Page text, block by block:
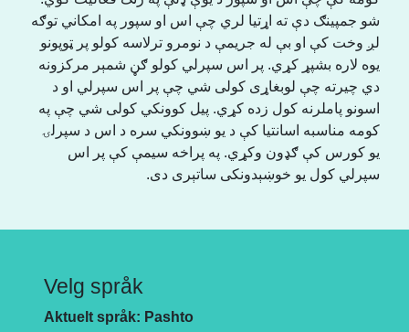
شو جمپینګ دې ته اړتیا لري چې اس او سپور په امکاني توګه
لږ وخت کې او بې له جریمې د نومرو ترلاسه کولو پر ټوپونو
یوه لاره بشپړ کړي. پر اس سپرلي کولو ګڼ شمېر مرکزونه
دي چیرته چې لوبغاړی کولی شي چې پر اس سپرلي او د
اسونو پاملرنه کول زده کړي. پیل کوونکي کولی شي چې په
کومه مناسبه اسانتیا کې د یو ښوونکي سره د اس د سپرلۍ
یو کورس کې ګډون وکړي. په پراخه سیمې کې پر اس
سپرلي کول یو خوښېدونکی ساتېری دی.
Velg språk
Aktuelt språk: Pashto